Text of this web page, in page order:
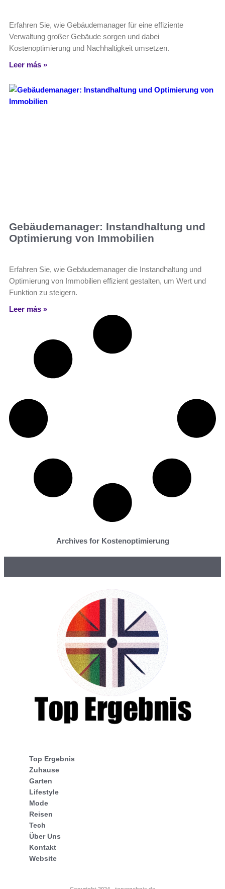
Erfahren Sie, wie Gebäudemanager für eine effiziente
Verwaltung großer Gebäude sorgen und dabei
Kostenoptimierung und Nachhaltigkeit umsetzen.
Leer más »
Gebäudemanager: Instandhaltung und
Optimierung von Immobilien
Erfahren Sie, wie Gebäudemanager die Instandhaltung und
Optimierung von Immobilien effizient gestalten, um Wert und
Funktion zu steigern.
Leer más »
Archives for Kostenoptimierung
Top Ergebnis
Zuhause
Garten
Lifestyle
Mode
Reisen
Tech
Über Uns
Kontakt
Website